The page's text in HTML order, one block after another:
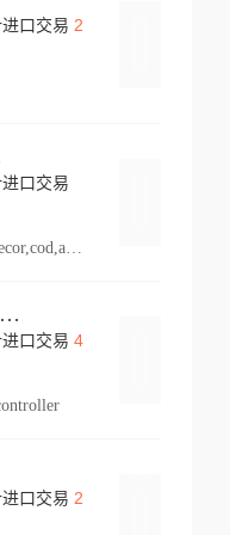
口交易 2
口交易
vehicle,pl 2,arts,home decor,cod,amusement ride,sea
Systems Inc.
口交易 4
口交易 2